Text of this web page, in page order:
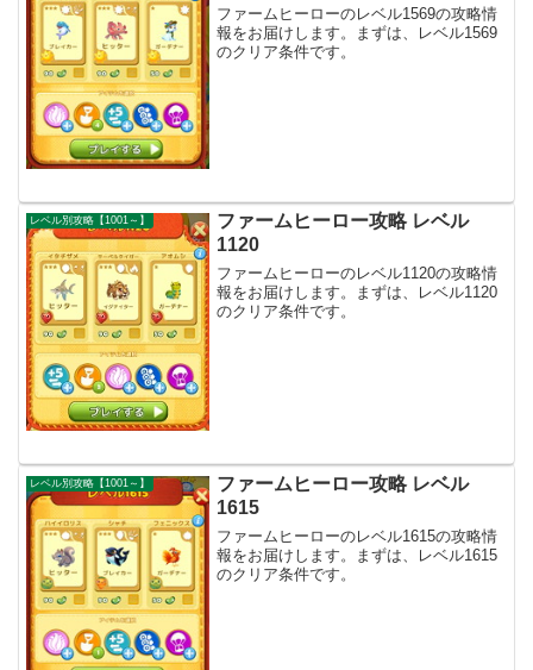
ファームヒーローのレベル1569の攻略情
報をお届けします。まずは、レベル1569
のクリア条件です。
レベル別攻略【1001～】
ファームヒーロー攻略 レベル
1120
ファームヒーローのレベル1120の攻略情
報をお届けします。まずは、レベル1120
のクリア条件です。
レベル別攻略【1001～】
ファームヒーロー攻略 レベル
1615
ファームヒーローのレベル1615の攻略情
報をお届けします。まずは、レベル1615
のクリア条件です。